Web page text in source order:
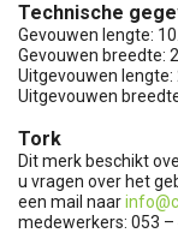
Technische
Gevouwen lengte:
Gevouwen breedte:
Uitgevouwen lengte:
Uitgevouwen
Tork
Dit merk beschikt
u vragen over het
een mail naar
medewerkers: